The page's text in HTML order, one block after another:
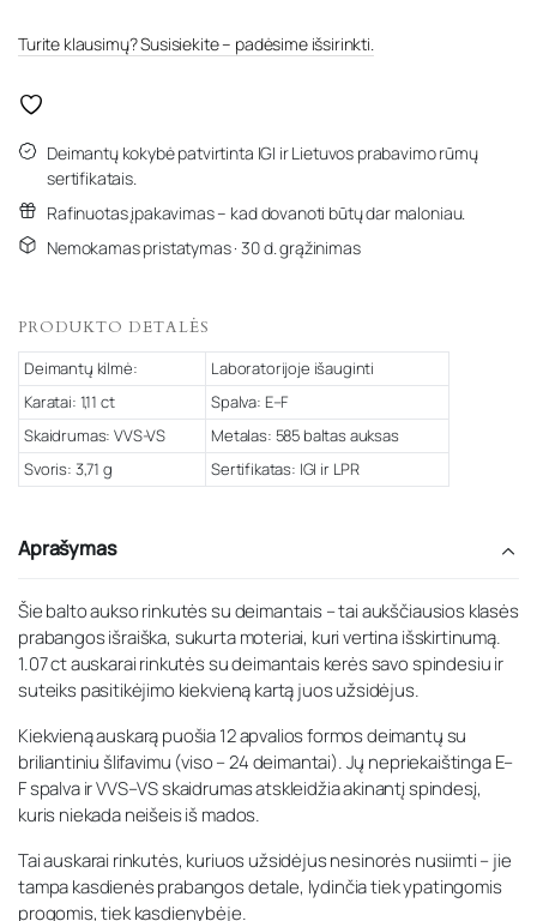
Turite klausimų? Susisiekite – padėsime išsirinkti.
Deimantų kokybė patvirtinta IGI ir Lietuvos prabavimo rūmų
sertifikatais.
Rafinuotas įpakavimas – kad dovanoti būtų dar maloniau.
Nemokamas pristatymas · 30 d. grąžinimas
PRODUKTO DETALĖS
Deimantų kilmė:
Laboratorijoje išauginti
Karatai: 1,11 ct
Spalva: E–F
Skaidrumas: VVS-VS
Metalas: 585 baltas auksas
Svoris: 3,71 g
Sertifikatas: IGI ir LPR
Aprašymas
Šie balto aukso rinkutės su deimantais – tai aukščiausios klasės
prabangos išraiška, sukurta moteriai, kuri vertina išskirtinumą.
1.07 ct auskarai rinkutės su deimantais kerės savo spindesiu ir
suteiks pasitikėjimo kiekvieną kartą juos užsidėjus.
Kiekvieną auskarą puošia 12 apvalios formos deimantų su
briliantiniu šlifavimu (viso – 24 deimantai). Jų nepriekaištinga E–
F spalva ir VVS–VS skaidrumas atskleidžia akinantį spindesį,
kuris niekada neišeis iš mados.
Tai auskarai rinkutės, kuriuos užsidėjus nesinorės nusiimti – jie
tampa kasdienės prabangos detale, lydinčia tiek ypatingomis
progomis, tiek kasdienybėje.